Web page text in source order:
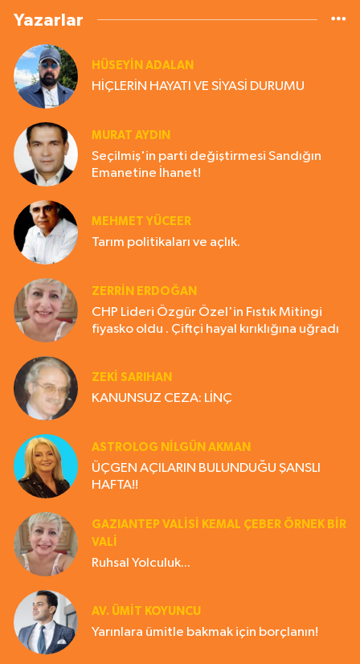
Yazarlar
HÜSEYIN ADALAN
HİÇLERİN HAYATI VE SİYASİ DURUMU
MURAT AYDIN
Seçilmiş'in parti değiştirmesi Sandığın
Emanetine İhanet!
MEHMET YÜCEER
Tarım politikaları ve açlık.
ZERRIN ERDOĞAN
CHP Lideri Özgür Özel'in Fıstık Mitingi
fiyasko oldu . Çiftçi hayal kırıklığına uğradı
ZEKI SARIHAN
KANUNSUZ CEZA: LİNÇ
ASTROLOG NILGÜN AKMAN
ÜÇGEN AÇILARIN BULUNDUĞU ŞANSLI
HAFTA!!
GAZIANTEP VALISI KEMAL ÇEBER ÖRNEK BİR
VALİ
Ruhsal Yolculuk...
AV. ÜMIT KOYUNCU
Yarınlara ümitle bakmak için borçlanın!